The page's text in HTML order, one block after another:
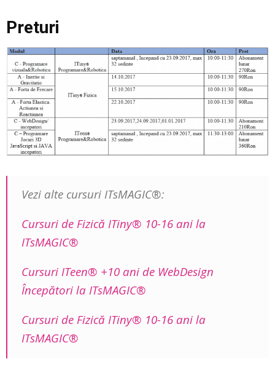
Preturi
Vezi alte cursuri ITsMAGIC®:
Cursuri de Fizică ITiny® 10-16 ani la
ITsMAGIC®
Cursuri ITeen® +10 ani de WebDesign
Începători la ITsMAGIC®
Cursuri de Fizică ITiny® 10-16 ani la
ITsMAGIC®